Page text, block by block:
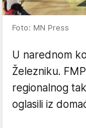
Foto: MN Press
U narednom
Železniku.
regionalnog
oglasili iz